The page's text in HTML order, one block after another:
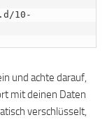
10-
und achte darauf,
mit deinen Daten
verschlüsselt,